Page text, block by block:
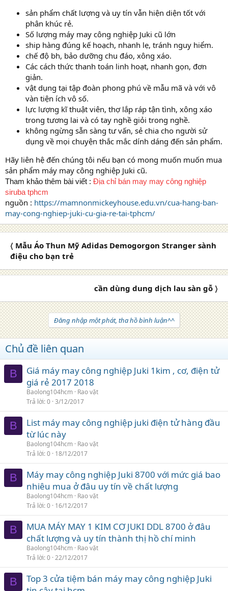
sản phẩm chất lượng và uy tín vẫn hiện diện tốt với
phân khúc rẻ.
Số lượng máy may công nghiệp Juki cũ lớn
ship hàng đúng kế hoạch, nhanh lẹ, tránh nguy hiểm.
chế độ bh, bảo dưỡng chu đáo, xông xáo.
Các cách thức thanh toán linh hoạt, nhanh gọn, đơn
giản.
vật dụng tại tập đoàn phong phú về mẫu mã và với vô
vàn tiện ích vô số.
lực lượng kĩ thuật viên, thợ lắp ráp tận tình, xông xáo
trong tương lai và có tay nghề giỏi trong nghề.
không ngừng sẵn sàng tư vấn, sẻ chia cho người sử
dụng về mọi chuyện thắc mắc dính dáng đến sản phẩm.
Hãy liên hệ đến chúng tôi nếu bạn có mong muốn muốn mua
sản phẩm máy may công nghiệp Juki cũ.
Tham khảo thêm bài viết : Địa chỉ bán may may công nghiệp
siruba tphcm
nguồn : https://mamnonmickeyhouse.edu.vn/cua-hang-ban-
may-cong-nghiep-juki-cu-gia-re-tai-tphcm/
〈 Mẫu Áo Thun Mỹ Adidas Demogorgon Stranger sành
điệu cho bạn trẻ
cần dùng dung dịch lau sàn gỗ 〉
Đăng nhập một phát, tha hồ bình luận^^
Chủ đề liên quan
B
Giá máy may công nghiệp Juki 1kim , cơ, điện tử
giá rẻ 2017 2018
Baolong104hcm Rao vặt
Trả lời 0 3/12/2017
B
List máy may công nghiệp juki điện tử hàng đầu
từ lúc này
Baolong104hcm Rao vặt
Trả lời 0 18/12/2017
B
Máy may công nghiệp Juki 8700 với mức giá bao
nhiêu mua ở đâu uy tín về chất lượng
Baolong104hcm Rao vặt
Trả lời 0 16/12/2017
B
MUA MÁY MAY 1 KIM CƠ JUKI DDL 8700 ở đâu
chất lượng và uy tín thành thị hồ chí minh
Baolong104hcm Rao vặt
Trả lời 0 22/12/2017
B
Top 3 cửa tiệm bán máy may công nghiệp Juki